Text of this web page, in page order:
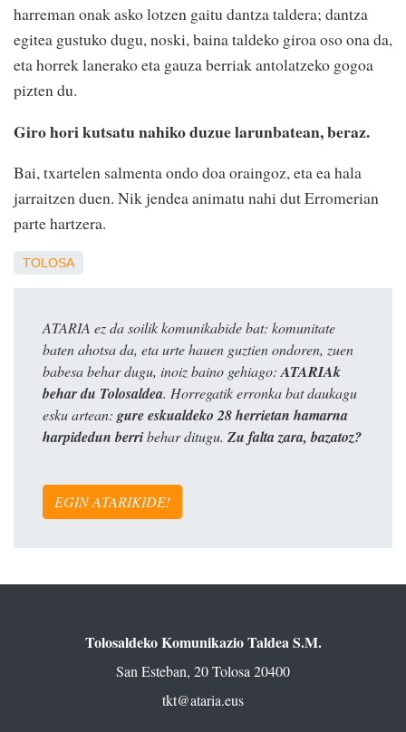
harreman onak asko lotzen gaitu dantza taldera; dantza
egitea gustuko dugu, noski, baina taldeko giroa oso ona da,
eta horrek lanerako eta gauza berriak antolatzeko gogoa
pizten du.
Giro hori kutsatu nahiko duzue larunbatean, beraz.
Bai, txartelen salmenta ondo doa oraingoz, eta ea hala
jarraitzen duen. Nik jendea animatu nahi dut Erromerian
parte hartzera.
TOLOSA
ATARIA ez da soilik komunikabide bat: komunitate
baten ahotsa da, eta urte hauen guztien ondoren, zuen
babesa behar dugu, inoiz baino gehiago: ATARIAk
behar du Tolosaldea. Horregatik erronka bat daukagu
esku artean: gure eskualdeko 28 herrietan hamarna
harpidedun berribehar ditugu. Zu falta zara, bazatoz?
EGIN ATARIKIDE!
Tolosaldeko Komunikazio Taldea S.M.
San Esteban, 20 Tolosa 20400
tkt@ataria.eus